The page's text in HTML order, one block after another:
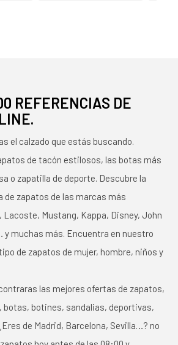
REFERENCIAS DE
el calzado que estás buscando.
de tacón estilosos, las botas más
o zapatilla de deporte. Descubre la
de zapatos de las marcas más
Mustang, Kappa, Disney, John
y muchas más. Encuentra en nuestro
de zapatos de mujer, hombre, niños y
las mejores ofertas de zapatos,
botas, botines, sandalias, deportivas,
de Madrid, Barcelona, Sevilla…? no